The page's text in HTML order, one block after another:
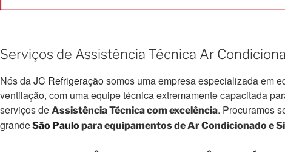
Serviços de Assistência Técnica Ar
Nós daJC Refrigeraçãosomos uma empresa especializada em
ventilação, com uma equipe técnica extremamente capacitada
serviços de Assistência Técnica com excelência. Procuramos
grandeSão Paulopara equipamentos de Ar Condicionado e